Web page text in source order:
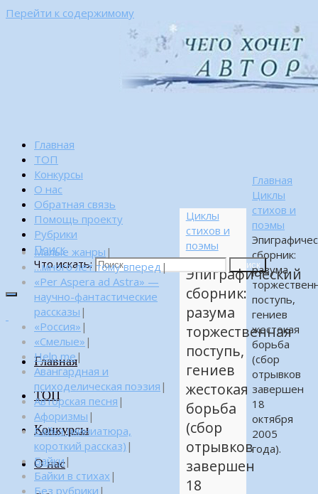
Перейти к содержимому
Главная
ТОП
Конкурсы
О нас
Обратная связь
Помощь проекту
Рубрики
Поиск
Что искать:
Поиск
Главная
ТОП
Конкурсы
О нас
Главная
Циклы
стихов и
поэмы
сборник:
разума
поступь,
гениев
жестокая
борьба
(сбор
отрывков
завершен
18
октября
2005
года).
Циклы
стихов и
поэмы
Эпиграфический
сборник:
разума
торжественная
поступь,
гениев
жестокая
борьба
(сбор
отрывков
завершен
18
Малые жанры |
…много лет тому вперед |
«Per Aspera ad Astra» —
научно-фантастические
рассказы |
«Россия» |
«Смелые» |
Help me|
Авангардная и
психоделическая поэзия |
Авторская песня |
Афоризмы |
Байка (миниатюра,
короткий рассказ) |
Байки|
Байки в стихах |
Без рубрики |